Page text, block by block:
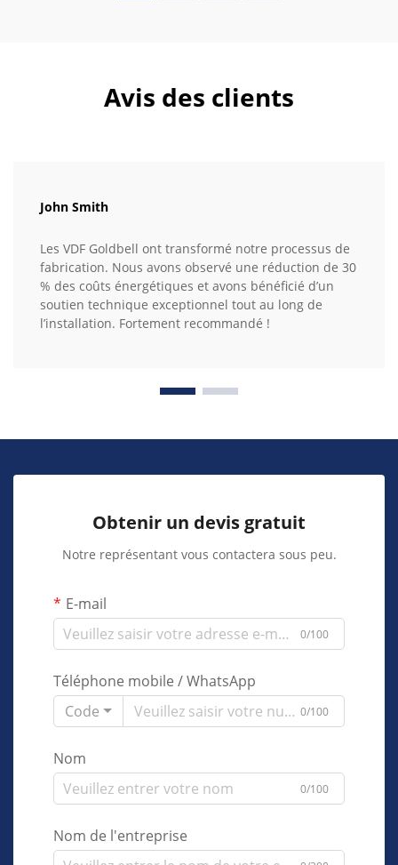
Avis des clients
John Smith
Les VDF Goldbell ont transformé notre processus de
fabrication. Nous avons observé une réduction de 30
% des coûts énergétiques et avons bénéficié d’un
soutien technique exceptionnel tout au long de
l’installation. Fortement recommandé !
Obtenir un devis gratuit
Notre représentant vous contactera sous peu.
E-mail
0/100
Téléphone mobile / WhatsApp
Code
0/100
Nom
0/100
Nom de l'entreprise